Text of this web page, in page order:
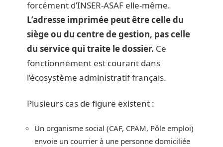
forcément d’INSER-ASAF elle-même.
L’adresse imprimée peut être celle du
siège ou du centre de gestion, pas celle
du service qui traite le dossier. Ce
fonctionnement est courant dans
l’écosystème administratif français.
Plusieurs cas de figure existent :
Un organisme social (CAF, CPAM, Pôle emploi)
envoie un courrier à une personne domiciliée